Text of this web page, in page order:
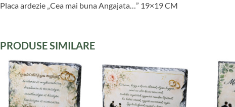
Placa ardezie „Cea mai buna Angajata…” 19×19 CM
PRODUSE SIMILARE